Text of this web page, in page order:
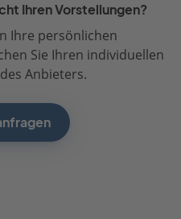
Ihren Vorstellungen?
Ihre persönlichen
Sie Ihren individuellen
Anbieters.